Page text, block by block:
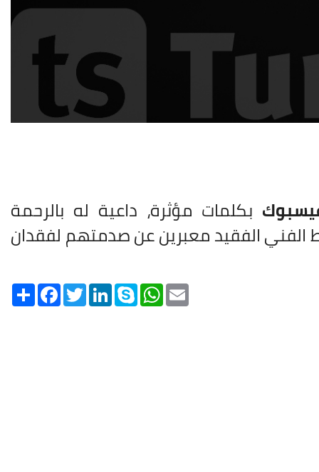
بكلمات مؤثرة، داعية له بالرحمة
الفني الفقيد معبرين عن صدمتهم لفقدان
Share FacebookTwitterLinkedInSkype WhatsApp